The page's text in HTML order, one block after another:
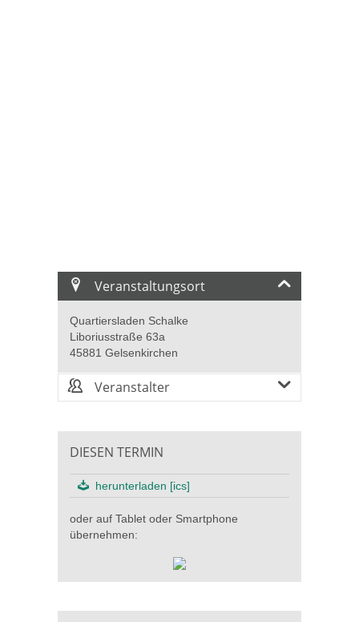
Veranstaltungsort
Quartiersladen Schalke
Liboriusstraße 63a
45881 Gelsenkirchen
Veranstalter
DIESEN TERMIN
herunterladen [ics]
oder auf Tablet oder Smartphone
übernehmen: